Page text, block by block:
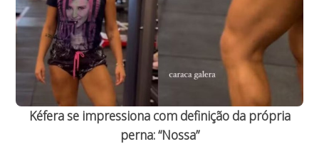
Kéfera se impressiona com definição da própria
perna: “Nossa”